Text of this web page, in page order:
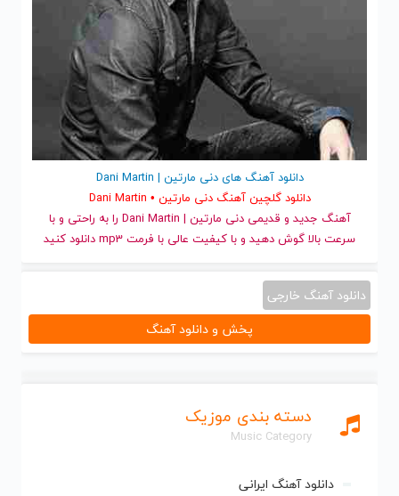
دسته بندی موزیک
Music Category
دانلود آهنگ ایرانی
دانلود آهنگ های دنی مارتین | Dani Martin
دانلود گلچین آهنگ دنی مارتین • Dani Martin
آهنگ جدید
و قدیمی دنی مارتین | Dani Martin را به راحتی و با
سرعت بالا گوش دهید و با کیفیت عالی با فرمت mp3 دانلود کنید
دانلود آهنگ خارجی
پخش و دانلود آهنگ